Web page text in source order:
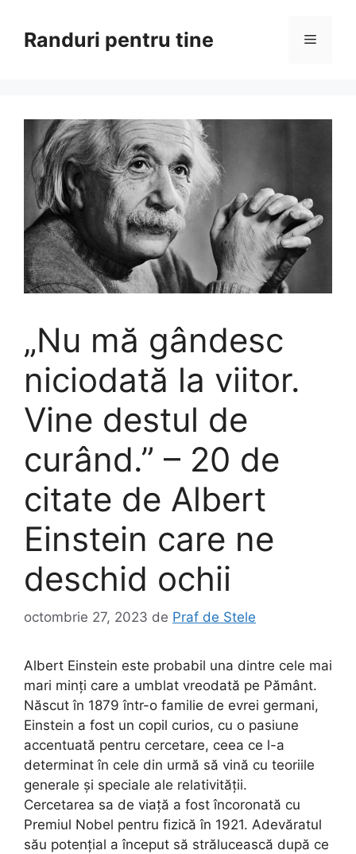
conținutRanduri pentru tine Meniu
„Nu mă gândesc
niciodată la viitor.
Vine destul de
curând.” – 20 de
citate de Albert
Einstein care ne
deschid ochii
octombrie 27, 2023 de Praf de Stele
Albert Einstein este probabil una dintre cele mai
mari minți care a umblat vreodată pe Pământ.
Născut în 1879 într-o familie de evrei germani,
Einstein a fost un copil curios, cu o pasiune
accentuată pentru cercetare, ceea ce l-a
determinat în cele din urmă să vină cu teoriile
generale și speciale ale relativității.
Cercetarea sa de viață a fost încoronată cu
Premiul Nobel pentru fizică în 1921. Adevăratul
său potențial a început să strălucească după ce